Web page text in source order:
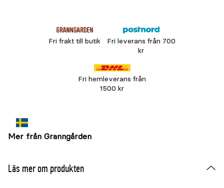
Fri frakt till butik
Fri leverans från 700
kr
Fri hemleverans från
1500 kr
Mer från Granngården
Läs mer om produkten